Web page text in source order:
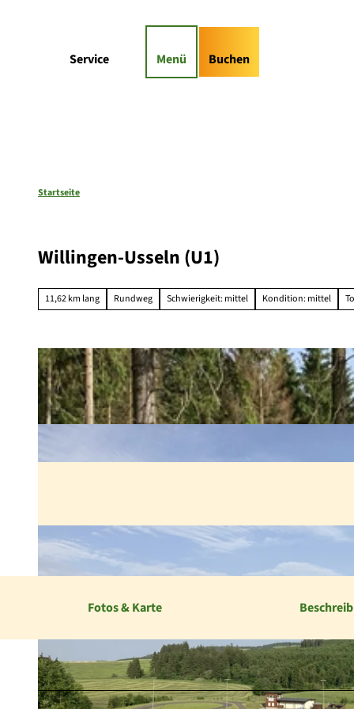
Service Menü Buchen
Startseite
Willingen-Usseln (U1)
11,62 km lang Rundweg Schwierigkeit: mittel Kondition: mittel
Fotos & Karte